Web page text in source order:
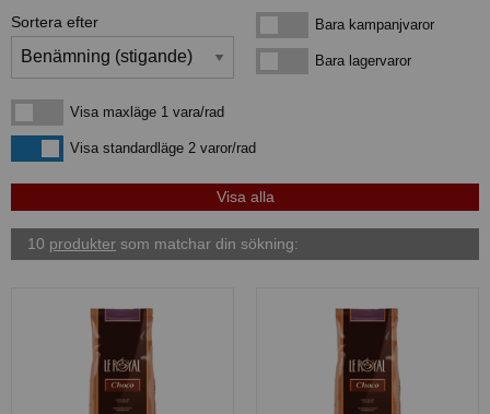
Sortera efter Bara kampanjvarorBara kampanjvaror
Bara lagervarorBara lagervaror
Visa maxläge 1 vara/rad
Visa maxläge 1 vara/rad
Visa standardlägeVisa standardläge 2 varor/rad
10 produkter som matchar din sökning: